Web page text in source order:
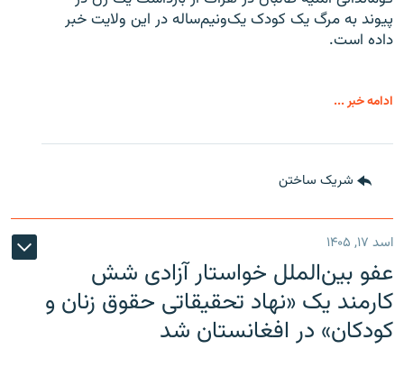
پیوند به مرگ یک کودک یک‌ونیم‌ساله در این ولایت خبر
داده است.
ادامه خبر ...
شریک ساختن
اسد ۱۷, ۱۴۰۵
عفو بین‌الملل خواستار آزادی شش
کارمند یک «نهاد تحقیقاتی حقوق زنان و
کودکان» در افغانستان شد